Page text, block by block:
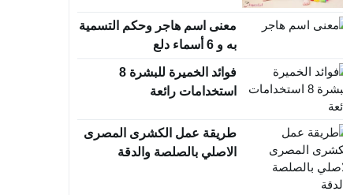
معنى اسم هاجر وحكم التسمية
به و 6 أسماء دلع
فوائد الخميرة للبشرة 8
استخدامات رائعة
طريقة عمل الكشرى المصرى
الاصلي بالصلصة والدقة